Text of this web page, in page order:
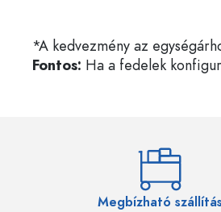
*A kedvezmény az
Fontos: Ha a fedelek
Megbízható szállítás